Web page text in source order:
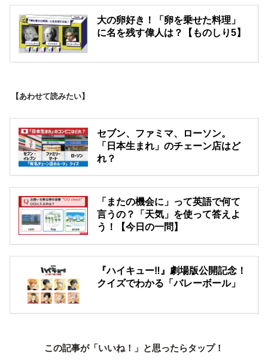
大の卵好き！「卵を乗せた料理」
に名を残す偉人は？【ものしり5】
【あわせて読みたい】
セブン、ファミマ、ローソン。
「日本生まれ」のチェーン店はど
れ？
「またの機会に」って英語で何て
言うの？「天気」を使って答えよ
う！【今日の一問】
『ハイキュー‼︎』劇場版公開記念！
クイズでわかる「バレーボール」
この記事が「いいね！」と思ったらタップ！